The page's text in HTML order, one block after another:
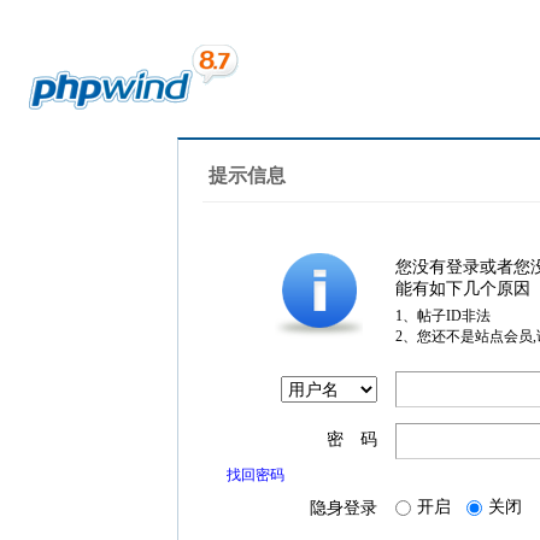
提示信息
您没有登录或者您
能有如下几个原因
1、帖子ID非法
2、您还不是站点会员
密 码
找回密码
隐身登录 开启 关闭